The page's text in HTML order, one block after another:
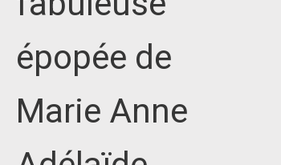
épopée de
Marie Anne